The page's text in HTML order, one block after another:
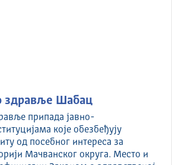
здравље Шабац
припада јавно-
које обезбеђују
од посебног интереса за
Мачванског округа. Место и